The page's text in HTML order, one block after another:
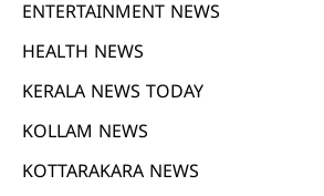
ENTERTAINMENT NEWS
HEALTH NEWS
KERALA NEWS TODAY
KOLLAM NEWS
KOTTARAKARA NEWS